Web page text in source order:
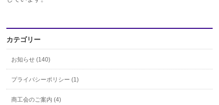
カテゴリー
お知らせ (140)
プライバシーポリシー (1)
商工会のご案内 (4)